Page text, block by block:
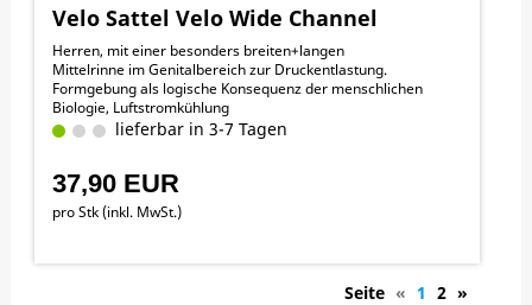
Velo Sattel Velo Wide Channel
Herren, mit einer besonders breiten+langen
Mittelrinne im Genitalbereich zur Druckentlastung.
Formgebung als logische Konsequenz der menschlichen
Biologie, Luftstromkühlung
lieferbar in 3-7 Tagen
37,90 EUR
pro Stk (inkl. MwSt.)
Seite « 1 2 »